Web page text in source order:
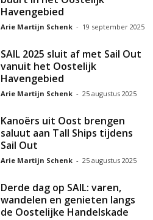
Havengebied
Arie Martijn Schenk - 19 september 2025
SAIL 2025 sluit af met Sail Out
vanuit het Oostelijk
Havengebied
Arie Martijn Schenk - 25 augustus 2025
Kanoërs uit Oost brengen
saluut aan Tall Ships tijdens
Sail Out
Arie Martijn Schenk - 25 augustus 2025
Derde dag op SAIL: varen,
wandelen en genieten langs
de Oostelijke Handelskade